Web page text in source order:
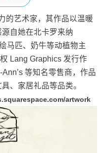
的艺术家，其作品以温暖
自她在北卡罗来纳
马匹、奶牛等动植物主
Lang Graphics 发行作
Ann’s 等知名零售商，作品
、家居礼品等品类。
artwork